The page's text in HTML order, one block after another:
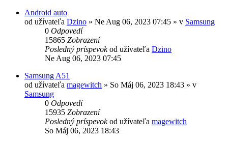
Android auto
od užívateľa Dzino » Ne Aug 06, 2023 07:45 » v Samsung
0 Odpovedí
15865 Zobrazení
Posledný príspevokod užívateľa Dzino
Ne Aug 06, 2023 07:45
Samsung A51
od užívateľa magewitch » So Máj 06, 2023 18:43 » v
Samsung
0 Odpovedí
15935 Zobrazení
Posledný príspevokod užívateľa magewitch
So Máj 06, 2023 18:43